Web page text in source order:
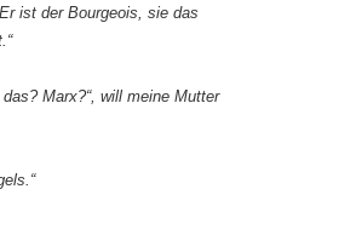
ist der Bourgeois, sie das
das? Marx?“, will meine Mutter